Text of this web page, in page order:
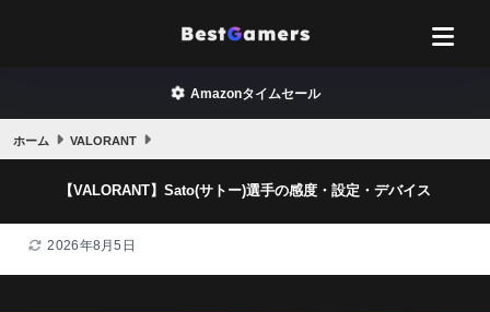
Amazonタイムセール
ホーム VALORANT
【VALORANT】Sato(サトー)選手の感度・設定・デバイス
2026年8月5日